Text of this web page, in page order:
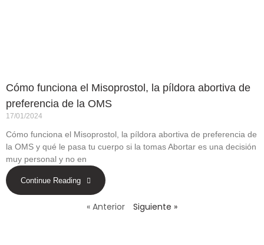
Cómo funciona el Misoprostol, la píldora abortiva de
preferencia de la OMS
17/01/2024
Cómo funciona el Misoprostol, la píldora abortiva de preferencia de
la OMS y qué le pasa tu cuerpo si la tomas Abortar es una decisión
muy personal y no en
Continue Reading
« Anterior Siguiente »